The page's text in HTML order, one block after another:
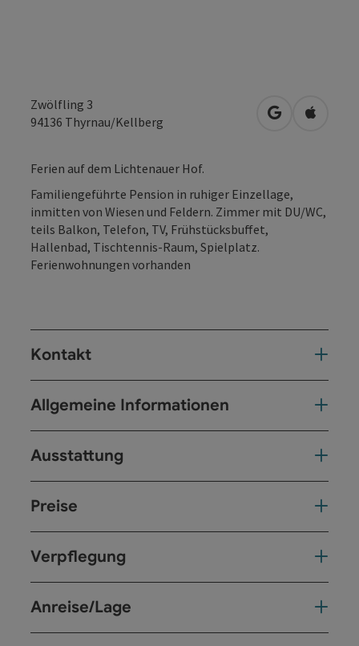
Zwölfling 3
94136 Thyrnau/Kellberg in Google
in
Ferien auf dem Lichtenauer Hof.
Familiengeführte Pension in ruhiger Einzellage,
inmitten von Wiesen und Feldern. Zimmer mit DU/WC,
teils Balkon, Telefon, TV, Frühstücksbuffet,
Hallenbad, Tischtennis-Raum, Spielplatz.
Ferienwohnungen vorhanden
Kontakt
Allgemeine Informationen
Ausstattung
Preise
Verpflegung
Anreise/Lage